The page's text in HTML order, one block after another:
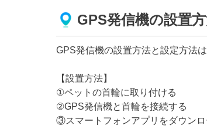
GPS発信機の設置
GPS発信機の設置方法と設定方法
【設置方法】
①ペットの首輪に取り付ける
②GPS発信機と首輪を接続する
③スマートフォンアプリをダウンロ